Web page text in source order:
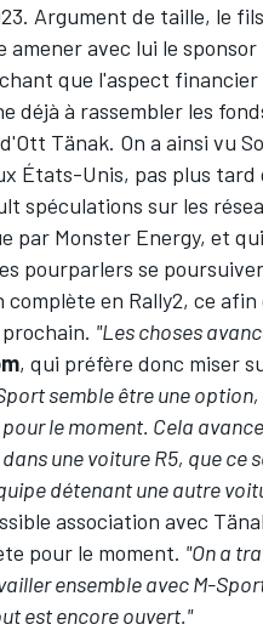
Argument de taille, le
amener avec lui le sponsor
que l'aspect
déjà à rassembler les
Ott Tänak. On a ainsi vu
États-Unis, pas plus tard
spéculations sur les
par Monster Energy, et
pourparlers se
complète en Rally2, ce
"Les choses
, qui préfère donc miser
semble être une
le moment. Cela
une voiture R5, que
détenant une autre
association avec
pour le moment. "On a
ensemble avec M-
est encore ouvert."